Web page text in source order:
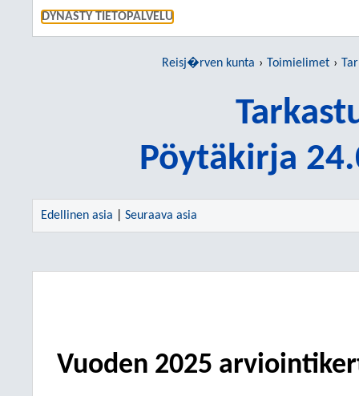
DYNASTY TIETOPALVELU
Reisj�rven kunta Toimielimet
Pöytäkirja
Edellinen asia Seuraava asia
Vuoden 2025